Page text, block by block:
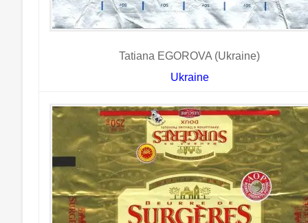
Tatiana EGOROVA (Ukraine)
Ukraine